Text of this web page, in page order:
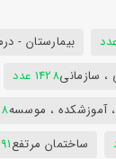
بیمارستان -
، سازمانی1428 عدد
، آموزشکده ، موسسه
ساختمان مرتفع